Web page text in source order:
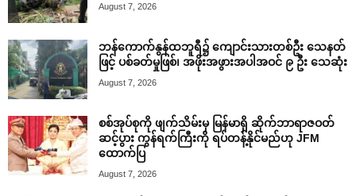
August 7, 2026
ဘန်ကောက်နွန်ထဘူရီ၌ ကျောင်းသားတစ်ဦး သေနတ်
ဖြင့် ပစ်ခတ်မှုဖြစ်၊ အဖိုးအဖွားအပါအဝင် ၉ ဦး သေဆုံး
August 7, 2026
စစ်အုပ်စုကို ဖျက်သိမ်းမှ မြန်မာရှိ ဆိုက်ဘာရာဇဝတ်
ဆင့်ပွား ကွန်ရက်ကြီးကို ရပ်တန့်နိုင်မည်ဟု JFM
ထောက်ပြ
August 7, 2026